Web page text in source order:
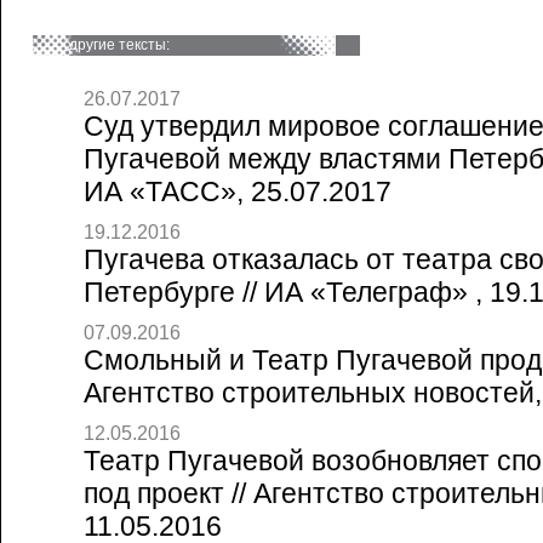
другие тексты:
26.07.2017
Суд утвердил мировое
Пугачевой между властями
ИА «ТАСС», 25.07.2017
19.12.2016
Пугачева отказалась от театра
Петербурге // ИА «Телеграф» ,
07.09.2016
Смольный и Театр Пугачевой
Агентство строительных
12.05.2016
Театр Пугачевой возобновляет
под проект // Агентство
11.05.2016